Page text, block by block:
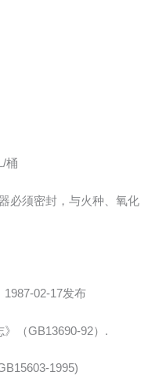
桶
必须密封，与火种、氧化
02-17发布
（GB13690-92）.
1995)